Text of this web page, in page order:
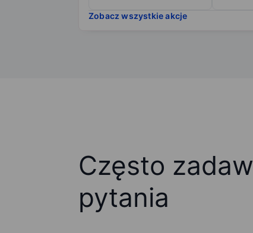
Zobacz wszystkie akcje
Często
pytania